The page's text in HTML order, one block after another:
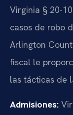
Virginia § 20-
casos de robo
Arlington
fiscal le
las tácticas de
Admisiones: